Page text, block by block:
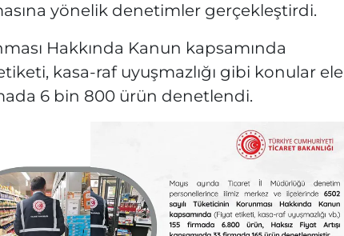
yönelik denetimler gerçekleştirdi.
Hakkında Kanun kapsamında
kasa-raf uyuşmazlığı gibi konular ele
6 bin 800 ürün denetlendi.